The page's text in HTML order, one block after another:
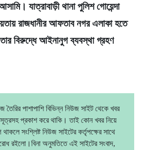
যাত্রাবাড়ী থানা পুলিশ গোয়েন্দা
রাজধানীর আফতাব নগর এলাকা হতে
বিরুদ্ধে আইনানুগ ব্যবস্থা গ্রহণ
তৈরির পাশাপাশি বিভিন্ন নিউজ সাইট থেকে খবর
সূত্রসহ প্রকাশ করে থাকি। তাই কোন খবর নিয়ে
সংশ্লিষ্ট নিউজ সাইটের কর্তৃপক্ষের সাথে
রইলো।বিনা অনুমতিতে এই সাইটের সংবাদ,